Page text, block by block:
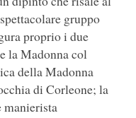
gruppo
proprio i due
la Madonna col
della Madonna
di Corleone; la